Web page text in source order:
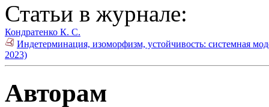
Статьи в журнале:
Кондратенко К. С.
Индетерминация, изоморфизм, устойчивость: системная
2023)
Авторам